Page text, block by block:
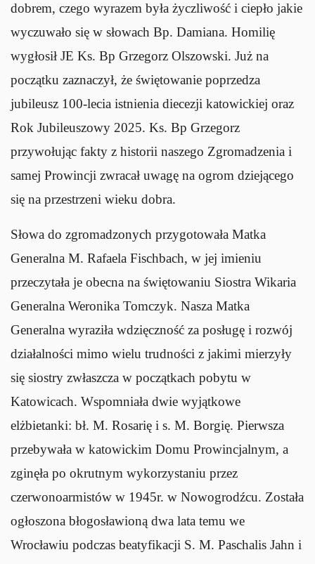
dobrem, czego wyrazem była życzliwość i ciepło jakie
wyczuwało się w słowach Bp. Damiana. Homilię
wygłosił JE Ks. Bp Grzegorz Olszowski. Już na
początku zaznaczył, że świętowanie poprzedza
jubileusz 100-lecia istnienia diecezji katowickiej oraz
Rok Jubileuszowy 2025. Ks. Bp Grzegorz
przywołując fakty z historii naszego Zgromadzenia i
samej Prowincji zwracał uwagę na ogrom dziejącego
się na przestrzeni wieku dobra.
Słowa do zgromadzonych przygotowała Matka
Generalna M. Rafaela Fischbach, w jej imieniu
przeczytała je obecna na świętowaniu Siostra Wikaria
Generalna Weronika Tomczyk. Nasza Matka
Generalna wyraziła wdzięczność za posługę i rozwój
działalności mimo wielu trudności z jakimi mierzyły
się siostry zwłaszcza w początkach pobytu w
Katowicach. Wspomniała dwie wyjątkowe
elżbietanki: bł. M. Rosarię i s. M. Borgię. Pierwsza
przebywała w katowickim Domu Prowincjalnym, a
zginęła po okrutnym wykorzystaniu przez
czerwonoarmistów w 1945r. w Nowogrodźcu. Została
ogłoszona błogosławioną dwa lata temu we
Wrocławiu podczas beatyfikacji S. M. Paschalis Jahn i